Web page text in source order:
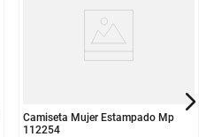
Camiseta Mujer Estampado Mp
112254